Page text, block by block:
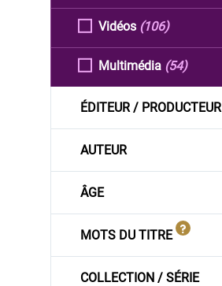
Vidéos (106)
Multimédia (54)
ÉDITEUR / PRODUCTEUR
AUTEUR
ÂGE
MOTS DU TITRE
COLLECTION / SÉRIE